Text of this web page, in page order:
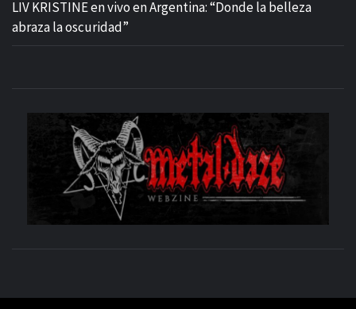
LIV KRISTINE en vivo en Argentina: “Donde la belleza
abraza la oscuridad”